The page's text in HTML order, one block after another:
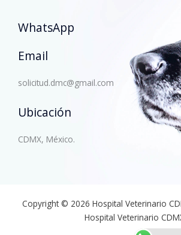
WhatsApp
Email
solicitud.dmc@gmail.com
Ubicación
CDMX, México.
Copyright © 2026 Hospital Veterinario
Hospital Veterinario